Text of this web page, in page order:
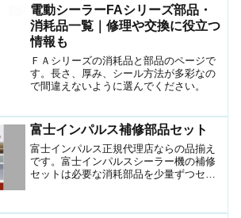
電動シーラーFAシリーズ部品・
消耗品一覧｜修理や交換に役立つ
情報も
ＦＡシリーズの消耗品と部品のページで
す。長さ、厚み、シール方法が多彩なの
で間違えないように選んでください。
富士インパルス補修部品セット
富士インパルス正規代理店ならの品揃え
です。富士インパルスシーラー機の補修
セットは必要な消耗部品を少量ずつセッ